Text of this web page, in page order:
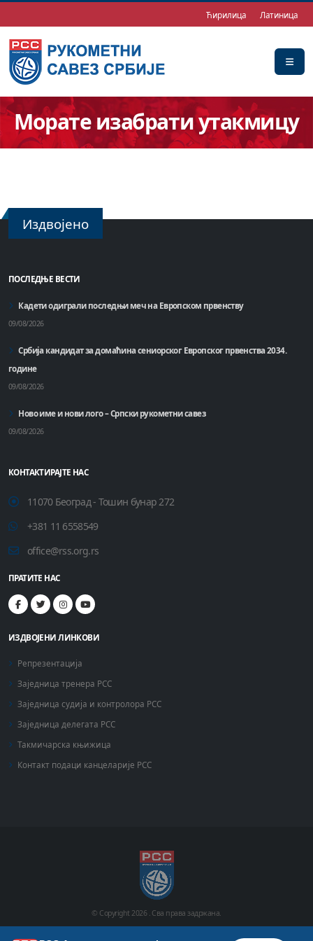
Ћирилица Латиница
Морате изабрати утакмицу
Издвојено
ПОСЛЕДЊЕ ВЕСТИ
Кадети одиграли последњи меч на Европском првенству
09/08/2026
Србија кандидат за домаћинa сениорског Европског првенства 2034.
године
09/08/2026
Ново име и нови лого – Српски рукометни савез
09/08/2026
КОНТАКТИРАЈТЕ НАС
11070 Београд - Тошин бунар 272
+381 11 6558549
office@rss.org.rs
ПРАТИТЕ НАС
ИЗДВОЈЕНИ ЛИНКОВИ
Репрезентација
Заједница тренера РСС
Заједница судија и контролора РСС
Заједница делегата РСС
Такмичарска књижица
Контакт подаци канцеларије РСС
© Copyright2026 . Сва права задржана.